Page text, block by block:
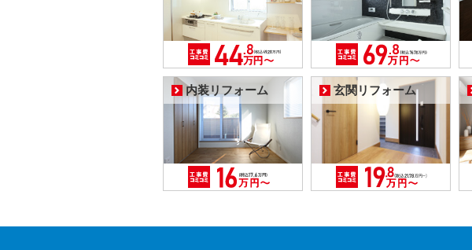
内装リフォーム 玄関リフォーム